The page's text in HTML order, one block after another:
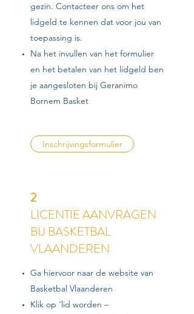
gezin. Contacteer ons om het
lidgeld te kennen dat voor jou van
toepassing is.
Na het invullen van het formulier
en het betalen van het lidgeld ben
je aangesloten bij Geranimo
Bornem Basket
Inschrijvingsformulier
2
LICENTIE AANVRAGEN
BIJ BASKETBAL
VLAANDEREN
Ga hiervoor naar de website van
Basketbal Vlaanderen
Klik op ‘lid worden –